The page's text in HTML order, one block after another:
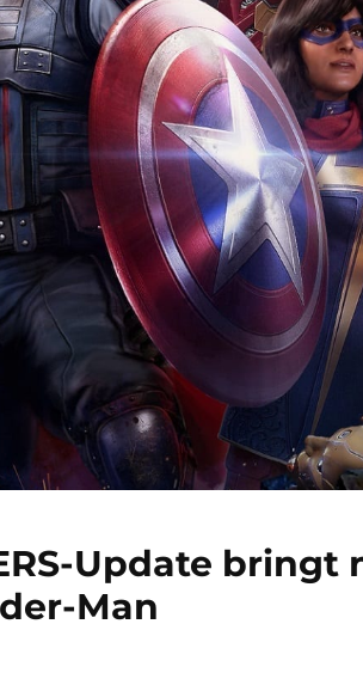
Update bringt
Man